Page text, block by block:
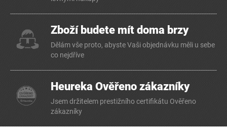
Zboží budete mít doma brzy
Dělám vše proto, abyste Vaši objednávku měli u sebe
co nejdříve
Heureka Ověřeno zákazníky
Jsem držitelem prestižního certifikátu Ověřeno
zákazníky